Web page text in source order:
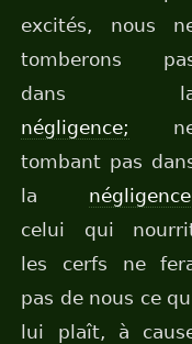
excités, nous
tomberons
dans
négligence;
tombant pas
la négligence
celui qui
les cerfs ne
pas de nous ce
lui plaît, à